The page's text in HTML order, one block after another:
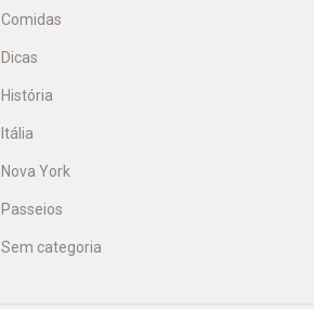
Comidas
Dicas
História
Itália
Nova York
Passeios
Sem categoria